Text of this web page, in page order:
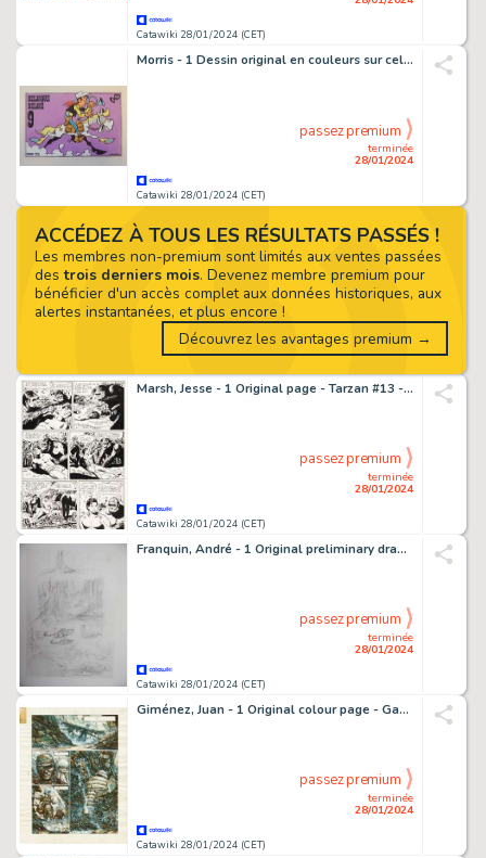
Catawiki 28/01/2024 (CET)
Morris - 1 Dessin original en couleurs sur cellulo - Lucky Luke - Belgische postzegels - 1990
Catawiki 28/01/2024 (CET)
terminée
28/01/2024
passez premium
Marsh, Jesse - 1 Original page - Tarzan #13 - Sunday Page - 1950
Catawiki 28/01/2024 (CET)
terminée
28/01/2024
passez premium
Franquin, André - 1 Original preliminary drawing - Marsupilami T2 - Projet de couverture - Mars le Noir - 1988
Catawiki 28/01/2024 (CET)
terminée
28/01/2024
passez premium
Giménez, Juan - 1 Original colour page - Gangrène - 1987
Catawiki 28/01/2024 (CET)
terminée
28/01/2024
passez premium
ACCÉDEZ À TOUS LES RÉSULTATS PASSÉS !
Les membres non-premium sont limités aux ventes passées
destrois derniers mois. Devenez membre premium pour
bénéficier d'un accès complet aux données historiques, aux
alertes instantanées, et plus encore !
Découvrez les avantages premium →